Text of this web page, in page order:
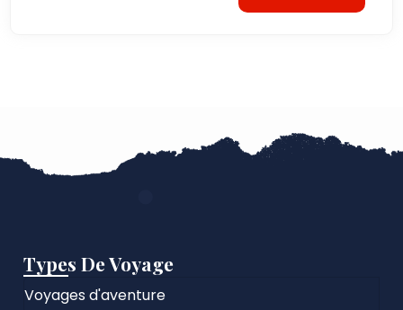
Types De Voyage
Voyages d'aventure